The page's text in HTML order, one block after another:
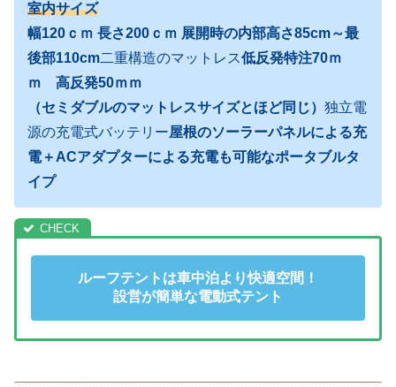
室内サイズ
幅120ｃｍ 長さ200ｃｍ 展開時の内部高さ85cm～最
後部110cm二重構造のマットレス低反発特注70ｍ
ｍ 高反発50ｍｍ
（セミダブルのマットレスサイズとほど同じ） 独立電
源の充電式バッテリー屋根のソーラーパネルによる充
電＋ACアダプターによる充電も可能なポータブルタ
イプ
ルーフテントは車中泊より快適空間！
設営が簡単な電動式テント